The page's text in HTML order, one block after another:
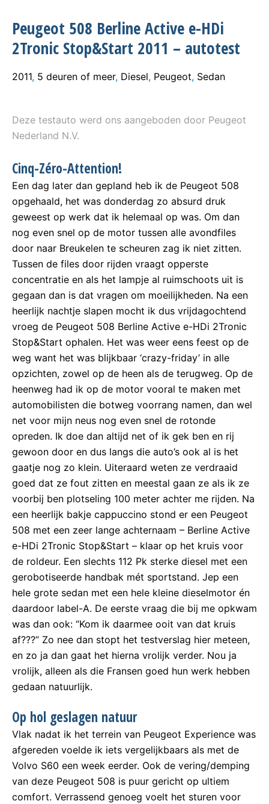
Peugeot 508 Berline Active e-HDi
2Tronic Stop&Start 2011 – autotest
2011, 5 deuren of meer, Diesel, Peugeot, Sedan
Deze testauto werd ons aangeboden door Peugeot
Nederland N.V.
Cinq-Zéro-Attention!
Een dag later dan gepland heb ik de Peugeot 508
opgehaald, het was donderdag zo absurd druk
geweest op werk dat ik helemaal op was. Om dan
nog even snel op de motor tussen alle avondfiles
door naar Breukelen te scheuren zag ik niet zitten.
Tussen de files door rijden vraagt opperste
concentratie en als het lampje al ruimschoots uit is
gegaan dan is dat vragen om moeilijkheden. Na een
heerlijk nachtje slapen mocht ik dus vrijdagochtend
vroeg de Peugeot 508 Berline Active e-HDi 2Tronic
Stop&Start ophalen. Het was weer eens feest op de
weg want het was blijkbaar ‘crazy-friday’ in alle
opzichten, zowel op de heen als de terugweg. Op de
heenweg had ik op de motor vooral te maken met
automobilisten die botweg voorrang namen, dan wel
net voor mijn neus nog even snel de rotonde
opreden. Ik doe dan altijd net of ik gek ben en rij
gewoon door en dus langs die auto’s ook al is het
gaatje nog zo klein. Uiteraard weten ze verdraaid
goed dat ze fout zitten en meestal gaan ze als ik ze
voorbij ben plotseling 100 meter achter me rijden. Na
een heerlijk bakje cappuccino stond er een Peugeot
508 met een zeer lange achternaam – Berline Active
e-HDi 2Tronic Stop&Start – klaar op het kruis voor
de roldeur. Een slechts 112 Pk sterke diesel met een
gerobotiseerde handbak mét sportstand. Jep een
hele grote sedan met een hele kleine dieselmotor én
daardoor label-A. De eerste vraag die bij me opkwam
was dan ook: “Kom ik daarmee ooit van dat kruis
af???” Zo nee dan stopt het testverslag hier meteen,
en zo ja dan gaat het hierna vrolijk verder. Nou ja
vrolijk, alleen als die Fransen goed hun werk hebben
gedaan natuurlijk.
Op hol geslagen natuur
Vlak nadat ik het terrein van Peugeot Experience was
afgereden voelde ik iets vergelijkbaars als met de
Volvo S60 een week eerder. Ook de vering/demping
van deze Peugeot 508 is puur gericht op ultiem
comfort. Verrassend genoeg voelt het sturen voor